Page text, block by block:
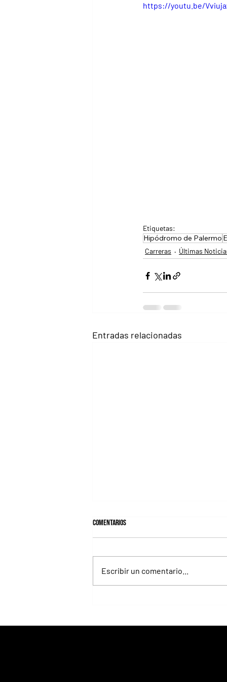
https://youtu.be/
Etiquetas:
Hipódromo de Palermo
Carreras Últimas
Entradas relacionadas
Comentarios
Escribir un comentario...